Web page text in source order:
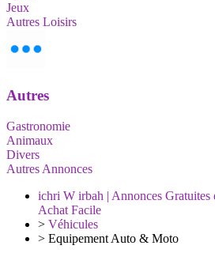
Jeux
Autres Loisirs
Autres
Gastronomie
Animaux
Divers
Autres Annonces
ichri W irbah | Annonces Gratuites
Achat Facile
> Véhicules
> Equipement Auto & Moto